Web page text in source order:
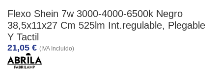
Flexo Shein 7w 3000-4000-6500k Negro
38,5x11x27 Cm 525lm Int.regulable, Plegable
Y Tactil
21,05 € (IVA Incluido)